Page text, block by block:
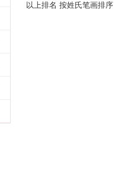
以上排名 按姓氏笔画排序